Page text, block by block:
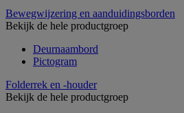
Bewegwijzering en aanduidingsborden
Bekijk de hele productgroep
Deurnaambord
Pictogram
Folderrek en -houder
Bekijk de hele productgroep